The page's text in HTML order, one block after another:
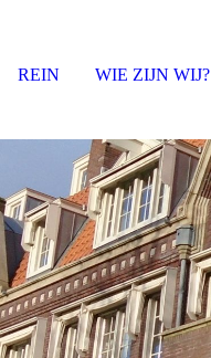
REIN WIE ZIJN WIJ?